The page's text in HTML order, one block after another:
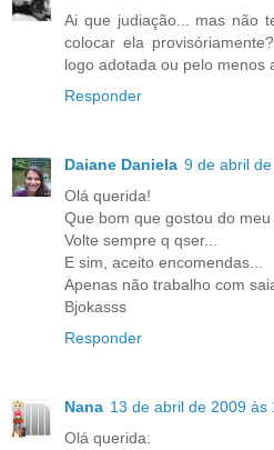
Ai que judiação... mas não
colocar ela
logo adotada ou pelo menos
Responder
Daiane Daniela 9 de abril
Olá querida!
Que bom que gostou do meu
Volte sempre q qser...
E sim, aceito encomendas...
Apenas não trabalho com
Bjokasss
Responder
Nana 13 de abril de 2009 às
Olá querida: